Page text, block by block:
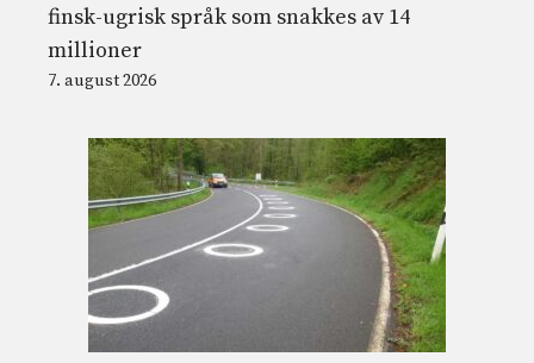
finsk-ugrisk språk som snakkes av 14
millioner
7. august 2026